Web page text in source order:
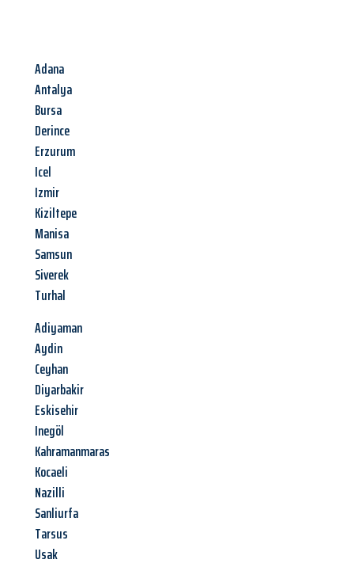
Adana
Antalya
Bursa
Derince
Erzurum
Icel
Izmir
Kiziltepe
Manisa
Samsun
Siverek
Turhal
Adiyaman
Aydin
Ceyhan
Diyarbakir
Eskisehir
Inegöl
Kahramanmaras
Kocaeli
Nazilli
Sanliurfa
Tarsus
Usak